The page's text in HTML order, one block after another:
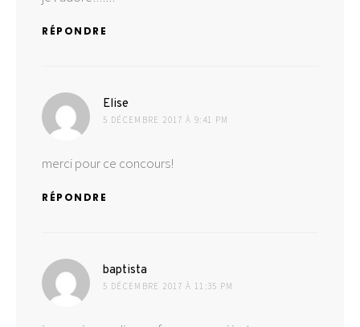
RÉPONDRE
Elise
5 DÉCEMBRE 2017 À 9:41 PM
merci pour ce concours!
RÉPONDRE
baptista
5 DÉCEMBRE 2017 À 11:35 PM